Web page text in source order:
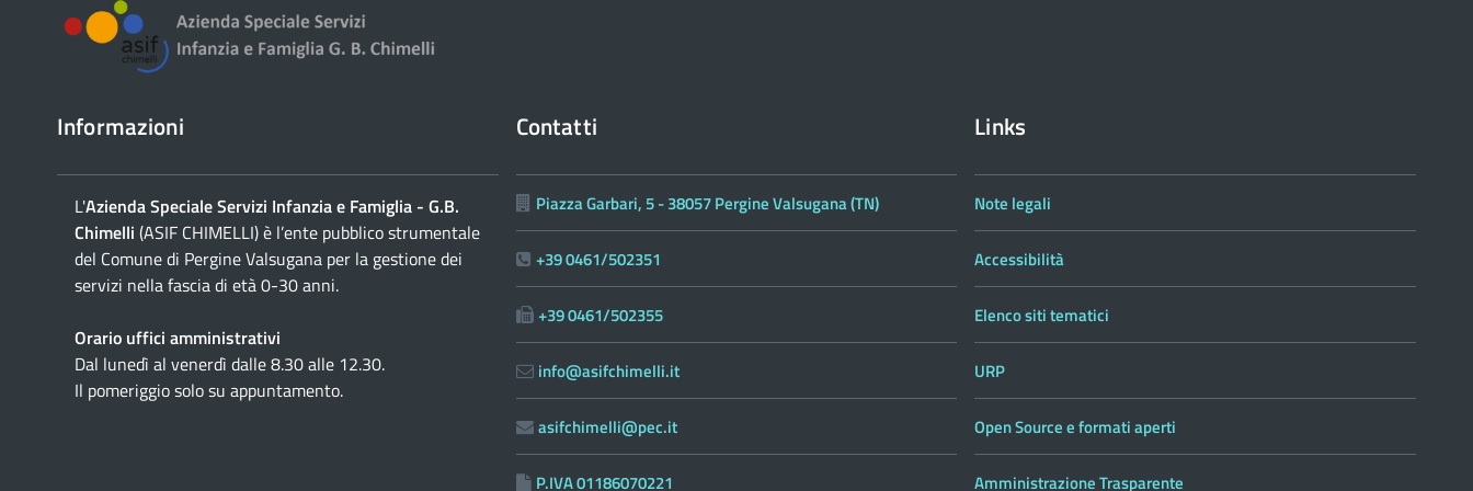
Informazioni
L'Azienda Speciale Servizi Infanzia e Famiglia - G.B.
Chimelli (ASIF CHIMELLI) è l’ente pubblico strumentale
del Comune di Pergine Valsugana per la gestione dei
servizi nella fascia di età 0-30 anni.
Orario uffici amministrativi
Dal lunedì al venerdì dalle 8.30 alle 12.30.
Il pomeriggio solo su appuntamento.
Contatti
Piazza Garbari, 5 - 38057 Pergine Valsugana (TN)
+39 0461/502351
+39 0461/502355
info@asifchimelli.it
asifchimelli@pec.it
P.IVA 01186070221
Links
Note legali
Accessibilità
Elenco siti tematici
URP
Open Source e formati aperti
Amministrazione Trasparente